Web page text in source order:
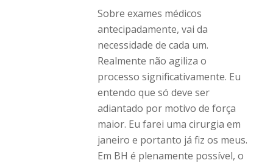
Sobre exames médicos
antecipadamente, vai da
necessidade de cada um.
Realmente não agiliza o
processo significativamente. Eu
entendo que só deve ser
adiantado por motivo de força
maior. Eu farei uma cirurgia em
janeiro e portanto já fiz os meus.
Em BH é plenamente possível, o